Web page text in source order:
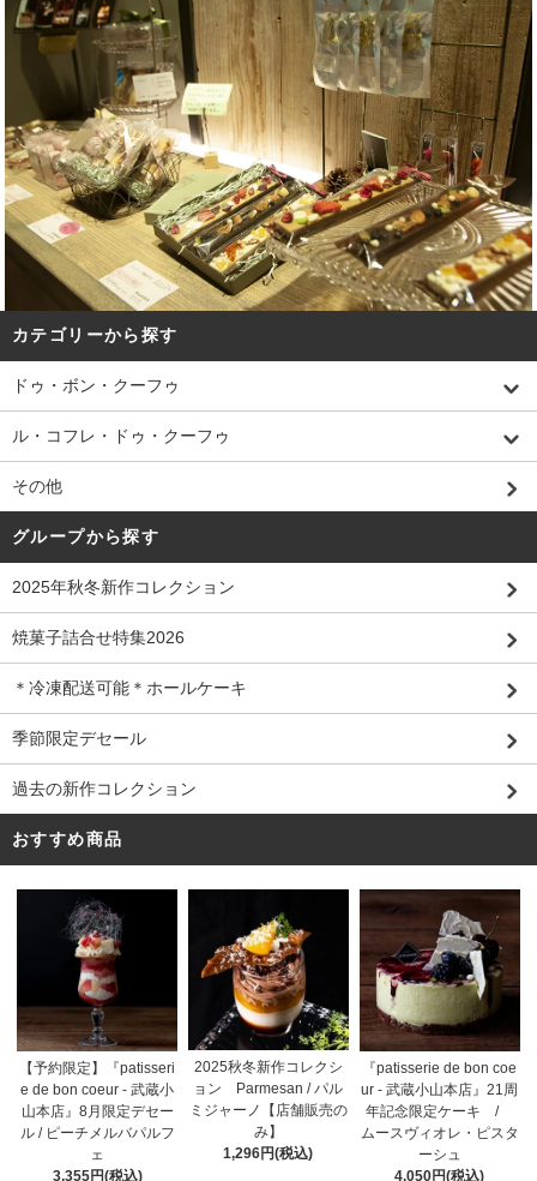
カテゴリーから探す
ドゥ・ボン・クーフゥ
ル・コフレ・ドゥ・クーフゥ
その他
グループから探す
2025年秋冬新作コレクション
焼菓子詰合せ特集2026
＊冷凍配送可能＊ホールケーキ
季節限定デセール
過去の新作コレクション
おすすめ商品
【予約限定】『patisseri
e de bon coeur - 武蔵小
山本店』8月限定デセー
ル / ピーチメルバパルフ
ェ
3,355円(税込)
2025秋冬新作コレクシ
ョン Parmesan / パル
ミジャーノ【店舗販売の
み】
1,296円(税込)
『patisserie de bon coe
ur - 武蔵小山本店』21周
年記念限定ケーキ /
ムースヴィオレ・ピスタ
ーシュ
4,050円(税込)